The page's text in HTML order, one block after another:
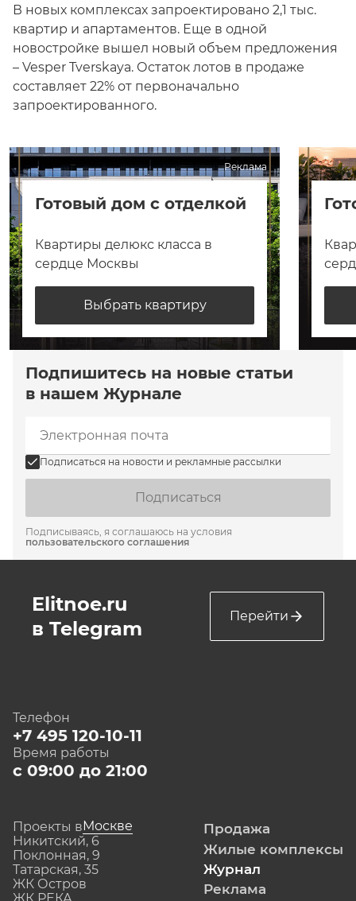
В новых комплексах запроектировано 2,1 тыс.
квартир и апартаментов. Еще в одной
новостройке вышел новый объем предложения
– Vesper Tverskaya. Остаток лотов в продаже
составляет 22% от первоначально
запроектированного.
Реклама
Готовый дом с отделкой
Квартиры делюкс класса в
сердце Москвы
Выбрать квартиру
Подпишитесь на новые статьи
в нашем Журнале
Подписаться на новости и рекламные рассылки
Подписаться
Подписываясь, я соглашаюсь на условия
пользовательского соглашения
Elitnoe.ru
в Telegram
Перейти
Телефон
+7 495 120-10-11
Время работы
с 09:00 до 21:00
Проекты вМоскве
Никитский, 6
Поклонная, 9
Татарская, 35
ЖК Остров
Продажа
Жилые комплексы
Журнал
Реклама